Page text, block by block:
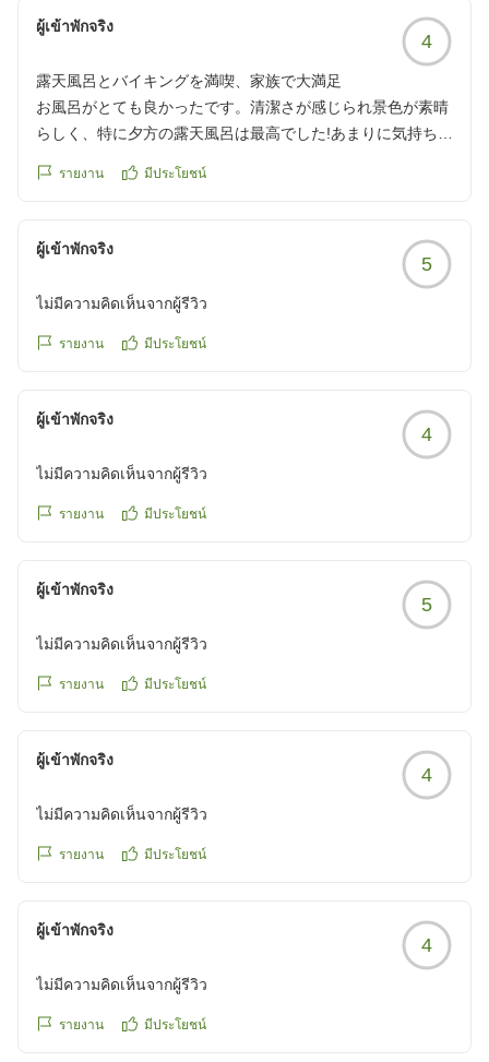
ผู้เข้าพักจริง
4
露天風呂とバイキングを満喫、家族で大満足
お風呂がとても良かったです。清潔さが感じられ景色が素晴
らしく、特に夕方の露天風呂は最高でした!あまりに気持ちよ
ートの種類が少ないかな...。
しかしこの値段か考えると大満足です
ありがとうございました!
クチコミの詳細はこちらから
https://review.travel.rakuten.co.jp/hotel/voice/158807?
รายงาน มีประโยชน์
ผู้เข้าพักจริง
5
ไม่มีความคิดเห็นจากผู้รีวิว
รายงาน มีประโยชน์
ผู้เข้าพักจริง
4
ไม่มีความคิดเห็นจากผู้รีวิว
รายงาน มีประโยชน์
ผู้เข้าพักจริง
5
ไม่มีความคิดเห็นจากผู้รีวิว
รายงาน มีประโยชน์
ผู้เข้าพักจริง
4
ไม่มีความคิดเห็นจากผู้รีวิว
รายงาน มีประโยชน์
ผู้เข้าพักจริง
4
ไม่มีความคิดเห็นจากผู้รีวิว
รายงาน มีประโยชน์